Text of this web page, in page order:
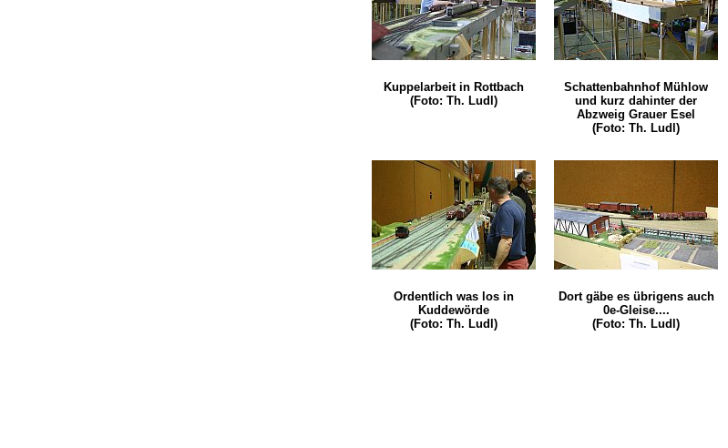
Kuppelarbeit in Rottbach
(Foto: Th. Ludl)
Schattenbahnhof Mühlow
und kurz dahinter der
Abzweig Grauer Esel
(Foto: Th. Ludl)
Ordentlich was los in
Kuddewörde
(Foto: Th. Ludl)
Dort gäbe es übrigens auch
0e-Gleise....
(Foto: Th. Ludl)